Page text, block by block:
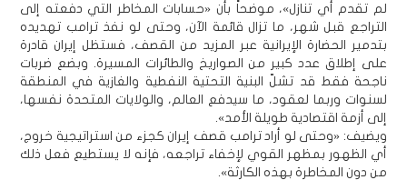
لم تقدم أي تنازل»، موضحاً بأن «حسابات المخاطر التي دفعته إلى
التراجع قبل شهر، ما تزال قائمة الآن، وحتى لو نفذ ترامب تهديده
بتدمير الحضارة الإيرانية عبر المزيد من القصف، فستظل إيران قادرة
على إطلاق عدد كبير من الصواريخ والطائرات المسيرة. وبضع ضربات
ناجحة فقط قد تشلّ البنية التحتية النفطية والغازية في المنطقة
لسنوات وربما لعقود، ما سيدفع العالم، والولايات المتحدة نفسها،
إلى أزمة اقتصادية طويلة الأمد».
ويضيف: «وحتى لو أراد ترامب قصف إيران كجزء من استراتيجية خروج،
أي الظهور بمظهر القوي لإخفاء تراجعه، فإنه لا يستطيع فعل ذلك
من دون المخاطرة بهذه الكارثة».